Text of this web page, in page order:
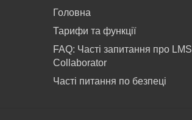
Головна
Тарифи та функції
FAQ: Часті запитання про LMS
Collaborator
Часті питання по безпеці